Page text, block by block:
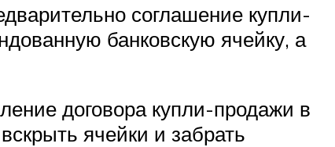
соглашение купли-
банковскую ячейку, а
договора купли-продажи в
ячейки и забрать